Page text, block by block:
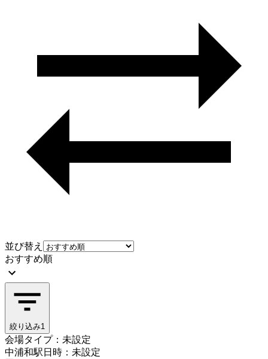
並び替え
おすすめ順
絞り込み1
会場タイプ：未設定
中浦和駅日時：未設定